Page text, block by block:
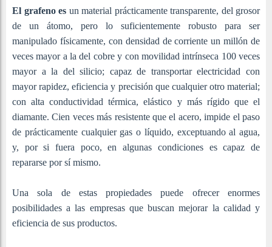
El grafeno es un material prácticamente transparente, del grosor
de un átomo, pero lo suficientemente robusto para ser
manipulado físicamente, con densidad de corriente un millón de
veces mayor a la del cobre y con movilidad intrínseca 100 veces
mayor a la del silicio; capaz de transportar electricidad con
mayor rapidez, eficiencia y precisión que cualquier otro material;
con alta conductividad térmica, elástico y más rígido que el
diamante. Cien veces más resistente que el acero, impide el paso
de prácticamente cualquier gas o líquido, exceptuando al agua,
y, por si fuera poco, en algunas condiciones es capaz de
repararse por sí mismo.
Una sola de estas propiedades puede ofrecer enormes
posibilidades a las empresas que buscan mejorar la calidad y
eficiencia de sus productos.